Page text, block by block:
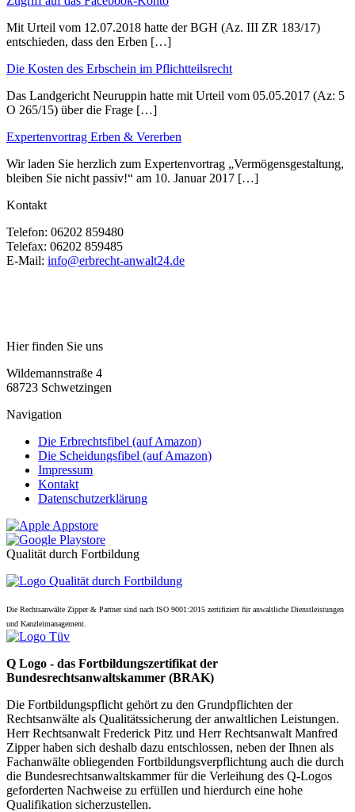
Mit Urteil vom 12.07.2018 hatte der BGH (Az. III ZR 183/17)
entschieden, dass den Erben […]
Die Kosten des Erbschein im Pflichtteilsrecht
Das Landgericht Neuruppin hatte mit Urteil vom 05.05.2017 (Az: 5
O 265/15) über die Frage […]
Expertenvortrag Erben & Vererben
Wir laden Sie herzlich zum Expertenvortrag „Vermögensgestaltung,
bleiben Sie nicht passiv!“ am 10. Januar 2017 […]
Kontakt
Telefon: 06202 859480
Telefax: 06202 859485
E-Mail: info@erbrecht-anwalt24.de
Hier finden Sie uns
Wildemannstraße 4
68723 Schwetzingen
Navigation
Die Erbrechtsfibel (auf Amazon)
Die Scheidungsfibel (auf Amazon)
Impressum
Kontakt
Datenschutzerklärung
Qualität durch Fortbildung
Die Rechtsanwälte Zipper & Partner sind nach ISO 9001:2015 zertifiziert für anwaltliche Dienstleistungen
und Kanzleimanagement.
Q Logo - das Fortbildungszertifikat der
Bundesrechtsanwaltskammer (BRAK)
Die Fortbildungspflicht gehört zu den Grundpflichten der
Rechtsanwälte als Qualitätssicherung der anwaltlichen Leistungen.
Herr Rechtsanwalt Frederick Pitz und Herr Rechtsanwalt Manfred
Zipper haben sich deshalb dazu entschlossen, neben der Ihnen als
Fachanwälte obliegenden Fortbildungsverpflichtung auch die durch
die Bundesrechtsanwaltskammer für die Verleihung des Q-Logos
geforderten Nachweise zu erfüllen und hierdurch eine hohe
Qualifikation sicherzustellen.